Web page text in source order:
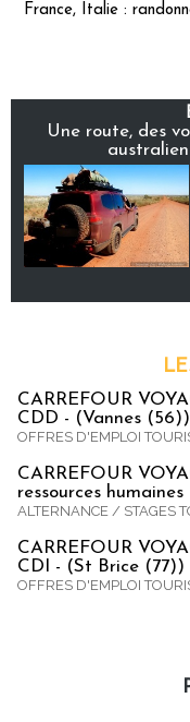
France, Italie :
Une route, des
CARREFOUR
CDD - (Vannes (56))
OFFRES D'EMPLOI
CARREFOUR
ressources
ALTERNANCE / STAGES
CARREFOUR
CDI - (St Brice (77))
OFFRES D'EMPLOI